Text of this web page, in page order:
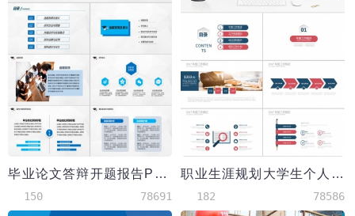
毕业论文答辩开题报告PPT模板
150 78691
职业生涯规划大学生个人简历制作PPT模板
182 78586